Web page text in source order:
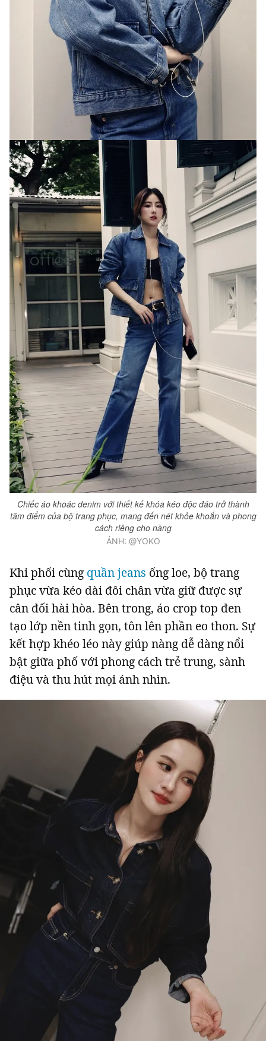
Chiếc áo khoác denim với thiết kế khóa kéo độc đáo trở thành
tâm điểm của bộ trang phục, mang đến nét khỏe khoắn và phong
cách riêng cho nàng
ẢNH: @YOKO
Khi phối cùng quần jeans ống loe, bộ trang
phục vừa kéo dài đôi chân vừa giữ được sự
cân đối hài hòa. Bên trong, áo crop top đen
tạo lớp nền tinh gọn, tôn lên phần eo thon. Sự
kết hợp khéo léo này giúp nàng dễ dàng nổi
bật giữa phố với phong cách trẻ trung, sành
điệu và thu hút mọi ánh nhìn.